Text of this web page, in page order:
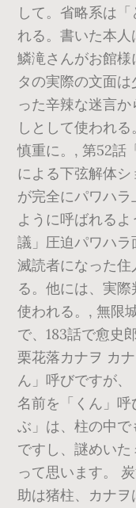
して。省略系は
れる。書いた本人
鱗滝さんがお館
タの実際の文面
った辛辣な迷言
しとして使われ
慎重に。, 第52話
による下弦解体
が完全にパワハ
ように呼ばれる
議」圧迫パワハ
滅読者になった
る。他には、実
使われる。, 無限
で、183話で愈史
栗花落カナヲ カ
ん」呼びですが、
名前を「くん」
ぶ」は、柱の中
ですし、謎めい
って思います。
助は猪柱、カナ